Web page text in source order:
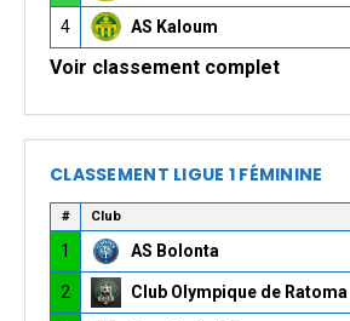
4 AS Kaloum
Voir classement complet
CLASSEMENT LIGUE 1 FÉMININE
# Club
1 AS Bolonta
2 Club Olympique de Ratoma